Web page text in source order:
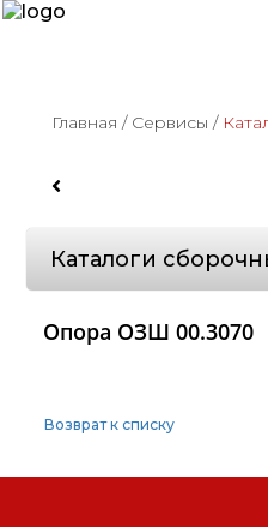
Главная / Сервисы /
Каталоги
Опора ОЗШ 00.3070
Возврат к списку